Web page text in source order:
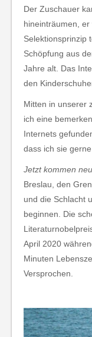
Der Zuschauer
hineinträumen,
Selektionsprinzip
Schöpfung aus
Jahre alt. Das
den
Mitten in unserer
ich eine
Internets
dass ich sie
Jetzt kommen
Breslau, den
und die Schlacht
beginnen. Die
April 2020
Minuten
Versprochen.